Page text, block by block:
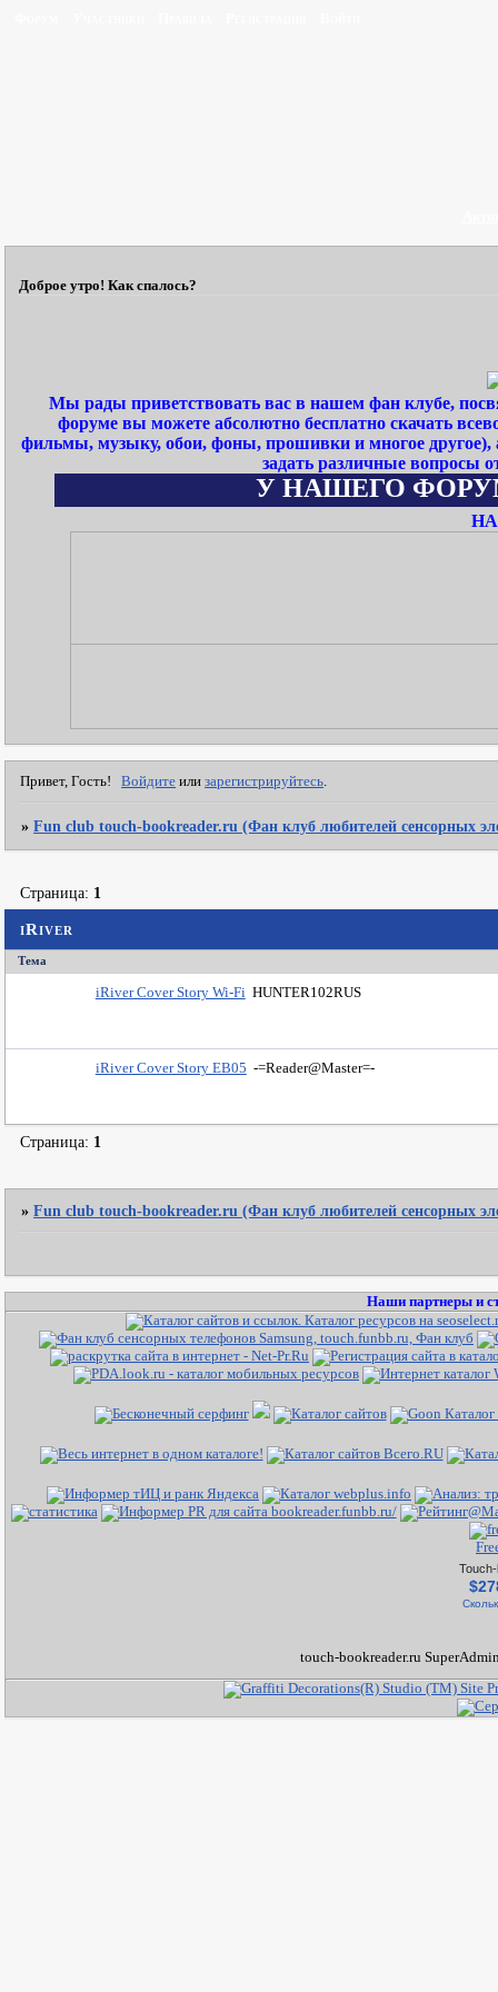
Доброе утро! Как спалось?
Мы рады приветствовать вас в нашем фан клубе,
форуме вы можете абсолютно бесплатно скачать
фильмы, музыку, обои, фоны, прошивки и многое
задать различные вопросы
У НАШЕГО ФОРУМА
Привет, Гость! Войдите илизарегистрируйтесь
»Fun club touch-bookreader.ru (Фан клуб любителей сенсорных
iRiver
Страница: 1
Тема
iRiver Cover Story Wi-Fi HUNTER102RUS
iRiver Cover Story EB05 -=Reader@Master=-
Страница: 1
»Fun club touch-bookreader.ru (Фан клуб любителей сенсорных
Наши партнеры и
touch-bookreader.ru